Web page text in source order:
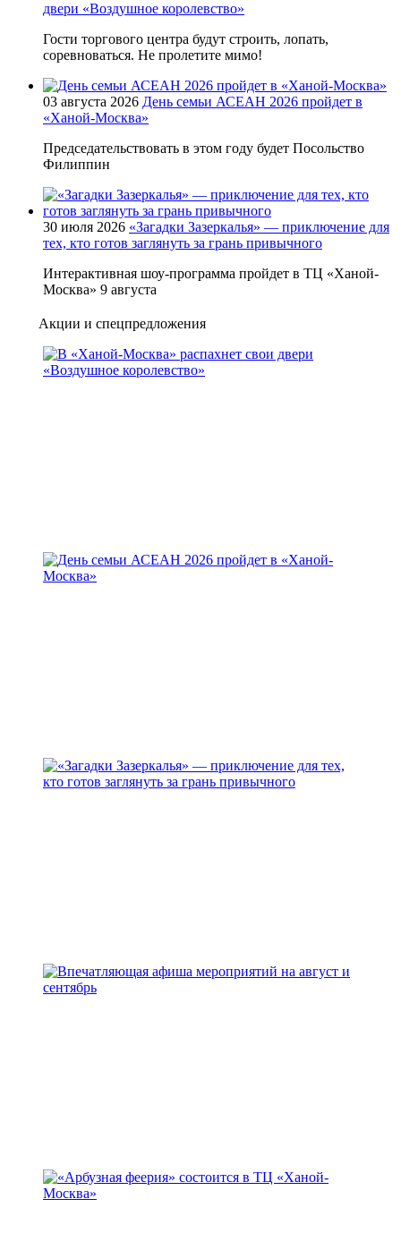
двери «Воздушное королевство»
Гости торгового центра будут строить, лопать,
соревноваться. Не пролетите мимо!
03 августа 2026 День семьи АСЕАН 2026 пройдет в
«Ханой-Москва»
Председательствовать в этом году будет Посольство
Филиппин
30 июля 2026 «Загадки Зазеркалья» — приключение для
тех, кто готов заглянуть за грань привычного
Интерактивная шоу-программа пройдет в ТЦ «Ханой-
Москва» 9 августа
Акции и спецпредложения